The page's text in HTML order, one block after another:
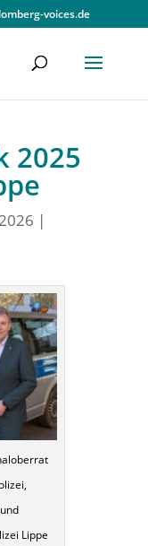
voices.de
2025
|
Lippe